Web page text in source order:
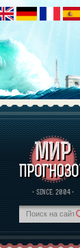
· SINCE. 2004 ·
О ПРОГРАММЕ
ХАРАКТЕРA
О ПРОГРАММЕ
ПРОГНОЗЫ И